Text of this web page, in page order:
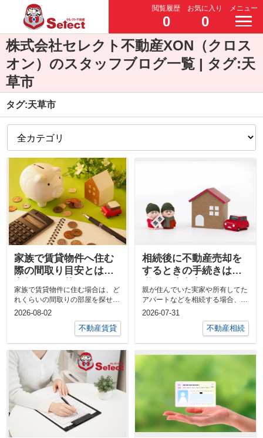
閲覧履歴
0
お気に入り
0
メニュー
株式会社セレクト不動産XON（クロス
オン）のスタッフブログ一覧 | タグ:天
草市
タグ:天草市
家族で賃貸物件へ住む
際の間取り目安とは？
てもご紹介
家族で賃貸物件に住む場合は、ど
れくらいの間取りの部屋を探せば
良いのか迷っている方もいるでし
2026-08-02
不動産賃貸
相続後に不動産売却を
するときの手続きは？
もご紹介
親が住んでいた実家や所有してた
アパートなどを相続する場合、不
動産売却をするというケースも珍
2026-07-31
不動産相続